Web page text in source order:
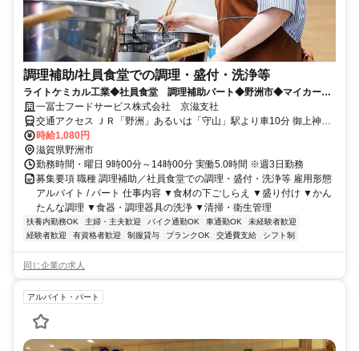
調理補助/社員食堂での調理・盛付・洗浄等
ライトケミカル工業◆社員食堂 調理補助パート◆野洲市◆マイカー通
勤可一冨士フードサービス株式会社 京滋支社
交通アクセス ＪＲ「野洲」あるいは「守山」駅より車10分 御上神社
より北西へ700メートル
時給1,080円
滋賀県野洲市
勤務時間・曜日 9時00分～14時00分 実働5.0時間 ※週3日勤務
募集要項 職種 調理補助／社員食堂での調理・盛付・洗浄等 雇用形態
アルバイト / パート 仕事内容 ▼食材の下ごしらえ ▼盛り付け ▼かん
たんな調理 ▼食器・調理器具の洗浄 ▼清掃・衛生管理
扶養内勤務OK 主婦・主夫歓迎 バイク通勤OK 車通勤OK
未経験者歓迎
経験者歓迎
有資格者歓迎 制服貸与 ブランクOK 交通費支給 シフト制
同じ企業の求人
アルバイト・パート